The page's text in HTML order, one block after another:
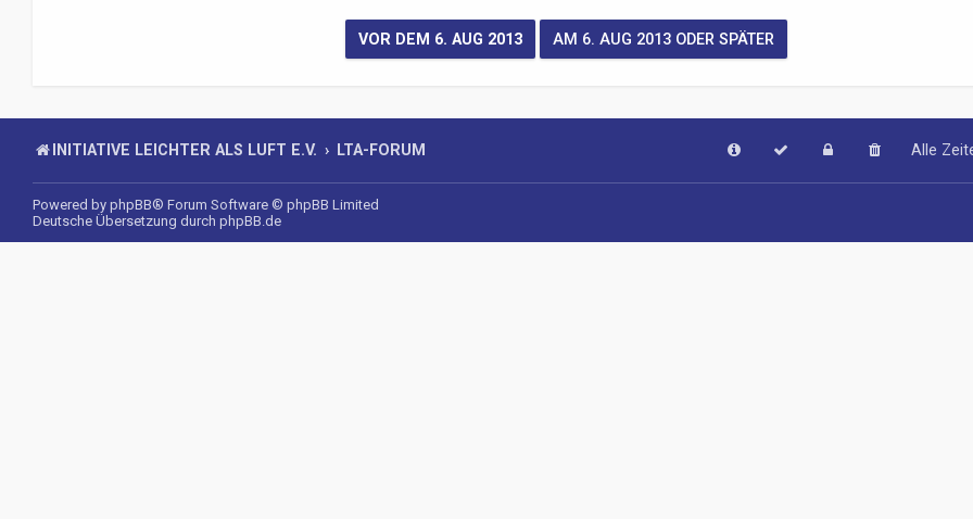
INITIATIVE LEICHTER ALS LUFT E.V. LTA-FORUM Alle
Powered by phpBB® Forum Software © phpBB Limited
Deutsche Übersetzung durch phpBB.de